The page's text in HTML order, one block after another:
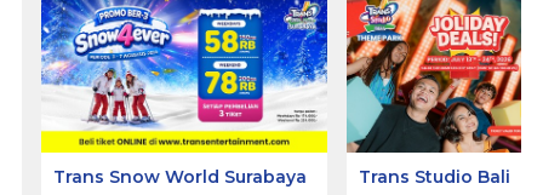
Trans Snow World Surabaya Trans Studio Bali